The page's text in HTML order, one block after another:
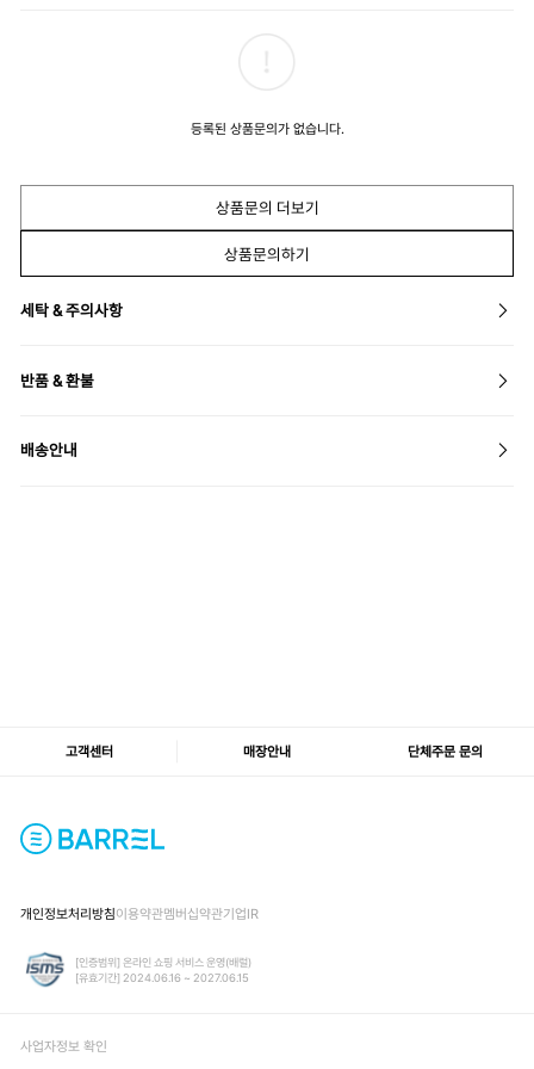
등록된 상품문의가 없습니다.
상품문의 더보기
상품문의하기
세탁 & 주의사항
반품 & 환불
배송안내
고객센터 매장안내 단체주문 문의
개인정보처리방침이용약관멤버십약관기업IR
[인증범위] 온라인 쇼핑 서비스 운영(배럴)
[유효기간] 2024.06.16 ~ 2027.06.15
사업자정보 확인